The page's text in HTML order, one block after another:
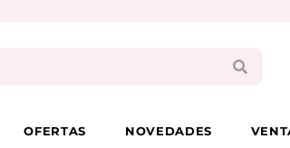
OFERTAS NOVEDADES